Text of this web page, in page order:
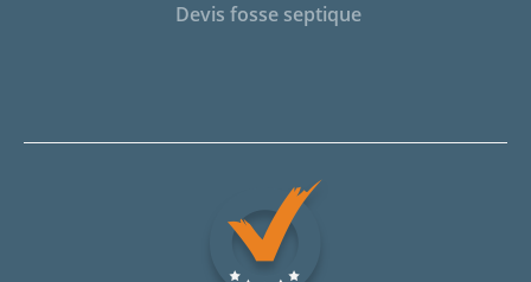
Devis fosse septique